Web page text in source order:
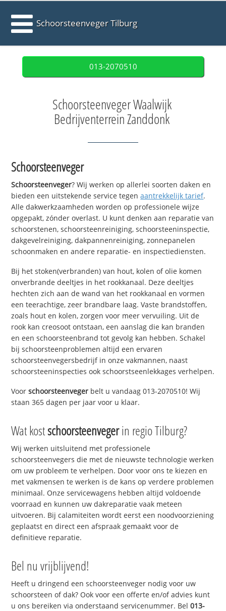
Schoorsteenveger Tilburg
013-2070510
Schoorsteenveger Waalwijk
Bedrijventerrein Zanddonk
Schoorsteenveger
Schoorsteenveger? Wij werken op allerlei soorten daken en
bieden een uitstekende service tegenaantrekkelijk tarief.
Alle dakwerkzaamheden worden op professionele wijze
opgepakt, zónder overlast. U kunt denken aan reparatie van
schoorstenen, schoorsteenreiniging, schoorsteeninspectie,
dakgevelreiniging, dakpannenreiniging, zonnepanelen
schoonmaken en andere reparatie- en inspectiediensten.
Bij het stoken(verbranden) van hout, kolen of olie komen
onverbrande deeltjes in het rookkanaal. Deze deeltjes
hechten zich aan de wand van het rookkanaal en vormen
een teerachtige, zeer brandbare laag. Vaste brandstoffen,
zoals hout en kolen, zorgen voor meer vervuiling. Uit de
rook kan creosoot ontstaan, een aanslag die kan branden
en een schoorsteenbrand tot gevolg kan hebben. Schakel
bij schoorsteenproblemen altijd een ervaren
schoorsteenvegersbedrijf in onze vakmannen, naast
schoorsteeninspecties ook schoorstseenlekkages verhelpen.
Voorschoorsteenveger belt u vandaag 013-2070510! Wij
staan 365 dagen per jaar voor u klaar.
Wat kostschoorsteenvegerin regio Tilburg?
Wij werken uitsluitend met professionele
schoorsteenvegers die met de nieuwste technologie werken
om uw probleem te verhelpen. Door voor ons te kiezen en
met vakmensen te werken is de kans op verdere problemen
minimaal. Onze servicewagens hebben altijd voldoende
voorraad en kunnen uw dakreparatie vaak meteen
uitvoeren. Bij calamiteiten wordt eerst een noodvoorziening
geplaatst en direct een afspraak gemaakt voor de
definitieve reparatie.
Bel nu vrijblijvend!
Heeft u dringend een schoorsteenveger nodig voor uw
schoorsteen of dak? Ook voor een offerte en/of advies kunt
u ons bereiken via onderstaand servicenummer. Bel013-